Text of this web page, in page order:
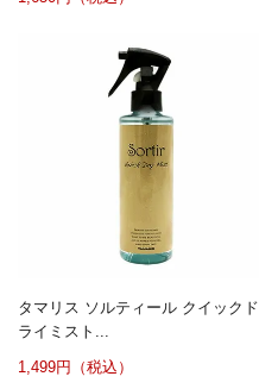
タマリス ソルティール クイックド
ライミスト...
1,499円（税込）